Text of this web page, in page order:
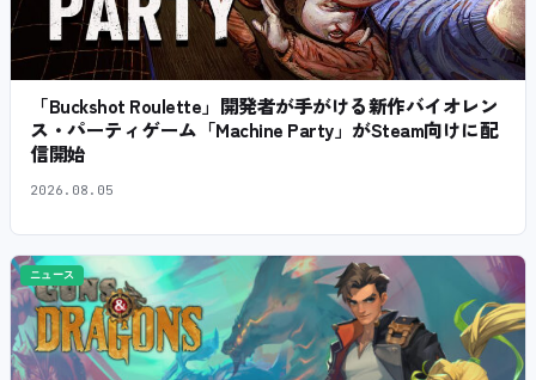
「Buckshot Roulette」開発者が手がける新作バイオレン
ス・パーティゲーム「Machine Party」がSteam向けに配
信開始
2026.08.05
ニュース